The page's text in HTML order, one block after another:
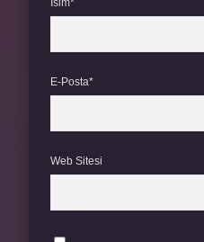
İsim*
E-Posta*
Web Sitesi